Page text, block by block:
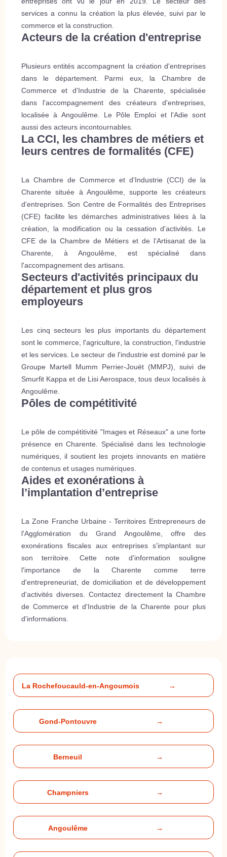
services a connu la création la plus élevée, suivi par le
commerce et la construction.
Acteurs de la création d'entreprise
Plusieurs entités accompagnent la création d'entreprises
dans le département. Parmi eux, la Chambre de
Commerce et d'Industrie de la Charente, spécialisée
dans l'accompagnement des créateurs d'entreprises,
localisée à Angoulême. Le Pôle Emploi et l'Adie sont
aussi des acteurs incontournables.
La CCI, les chambres de métiers et
leurs centres de formalités (CFE)
La Chambre de Commerce et d'Industrie (CCI) de la
Charente située à Angoulême, supporte les créateurs
d'entreprises. Son Centre de Formalités des Entreprises
(CFE) facilite les démarches administratives liées à la
création, la modification ou la cessation d'activités. Le
CFE de la Chambre de Métiers et de l'Artisanat de la
Charente, à Angoulême, est spécialisé dans
l'accompagnement des artisans.
Secteurs d'activités principaux du
département et plus gros
employeurs
Les cinq secteurs les plus importants du département
sont le commerce, l'agriculture, la construction, l'industrie
et les services. Le secteur de l'industrie est dominé par le
Groupe Martell Mumm Perrier-Jouët (MMPJ), suivi de
Smurfit Kappa et de Lisi Aerospace, tous deux localisés à
Angoulême.
Pôles de compétitivité
Le pôle de compétitivité "Images et Réseaux" a une forte
présence en Charente. Spécialisé dans les technologie
numériques, il soutient les projets innovants en matière
de contenus et usages numériques.
Aides et exonérations à
l’implantation d’entreprise
La Zone Franche Urbaine - Territoires Entrepreneurs de
l'Agglomération du Grand Angoulême, offre des
exonérations fiscales aux entreprises s'implantant sur
son territoire. Cette note d'information souligne
l'importance de la Charente comme terre
d'entrepreneuriat, de domiciliation et de développement
d'activités diverses. Contactez directement la Chambre
de Commerce et d'Industrie de la Charente pour plus
d'informations.
La Rochefoucauld-en-Angoumois →
Gond-Pontouvre →
Berneuil →
Champniers →
Angoulême →